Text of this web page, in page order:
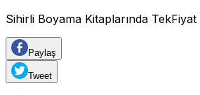
Sihirli Boyama Kitaplarında
Paylaş
Tweet